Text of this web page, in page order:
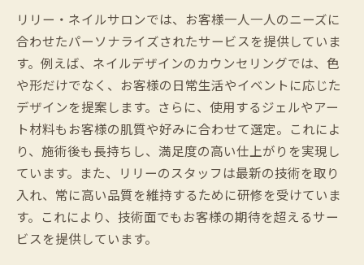
リリー・ネイルサロンでは、お客様一人一人のニーズに
合わせたパーソナライズされたサービスを提供していま
す。例えば、ネイルデザインのカウンセリングでは、色
や形だけでなく、お客様の日常生活やイベントに応じた
デザインを提案します。さらに、使用するジェルやアー
ト材料もお客様の肌質や好みに合わせて選定。これによ
り、施術後も長持ちし、満足度の高い仕上がりを実現し
ています。また、リリーのスタッフは最新の技術を取り
入れ、常に高い品質を維持するために研修を受けていま
す。これにより、技術面でもお客様の期待を超えるサー
ビスを提供しています。